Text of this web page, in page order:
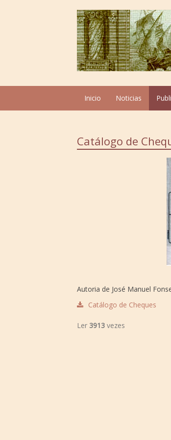
Inicio Noticias
Catálogo de
Autoria de José Manuel
Catálogo de Cheques
Ler 3913 vezes